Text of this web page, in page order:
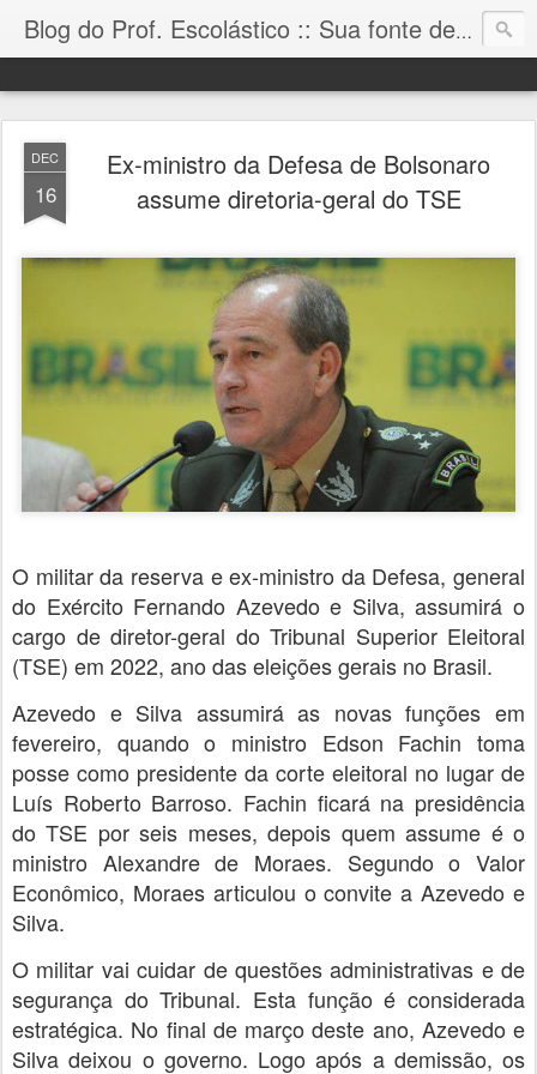
Blog do Prof. Escolástico :: Sua fonte de informação!
DEC
16
Ex-ministro da Defesa de Bolsonaro
assume diretoria-geral do TSE
O militar da reserva e ex-ministro da Defesa, general
do Exército Fernando Azevedo e Silva, assumirá o
cargo de diretor-geral do Tribunal Superior Eleitoral
(TSE) em 2022, ano das eleições gerais no Brasil.
Azevedo e Silva assumirá as novas funções em
fevereiro, quando o ministro Edson Fachin toma
posse como presidente da corte eleitoral no lugar de
Luís Roberto Barroso. Fachin ficará na presidência
do TSE por seis meses, depois quem assume é o
ministro Alexandre de Moraes. Segundo o Valor
Econômico, Moraes articulou o convite a Azevedo e
Silva.
O militar vai cuidar de questões administrativas e de
segurança do Tribunal. Esta função é considerada
estratégica. No final de março deste ano, Azevedo e
Silva deixou o governo. Logo após a demissão, os